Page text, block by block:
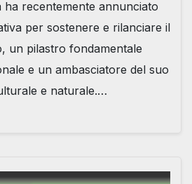
ha recentemente annunciato
per sostenere e rilanciare il
un pilastro fondamentale
e un ambasciatore del suo
e naturale.…